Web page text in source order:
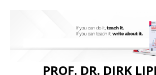
PROF. DR. DIRK